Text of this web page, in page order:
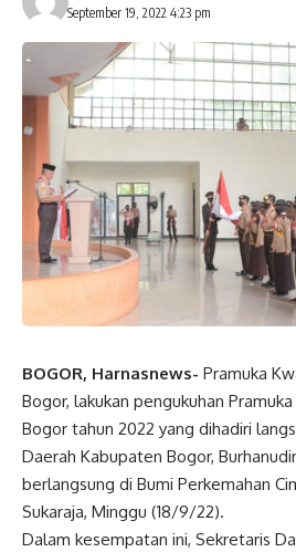
September 19, 2022 4:23 pm
BOGOR, Harnasnews- Pramuka
Bogor, lakukan pengukuhan
Bogor tahun 2022 yang dihadiri
Daerah Kabupaten Bogor,
berlangsung di Bumi Perkemahan
Sukaraja, Minggu (18/9/22).
Dalam kesempatan ini, Sekretaris